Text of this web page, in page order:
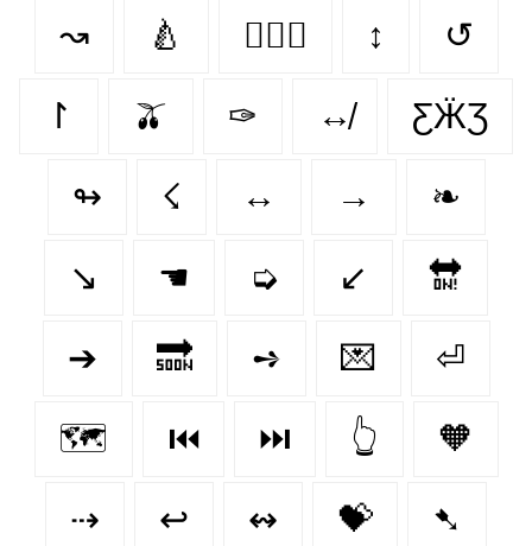
↝ 🍐 👨‍❤️‍👨 ↕ ↺
↾ 🫒 ✑ ↮ ƸӜƷ
↬ ☇ ↔️ → ❧
↘️ ☚ ➭ ↙ 🔛
➔ 🔜 ➺ 💌 ⏎
🗺️ ⏮️ ⏭️ 👆 🧡
⇢ ↩ ↭ 💝 ➷